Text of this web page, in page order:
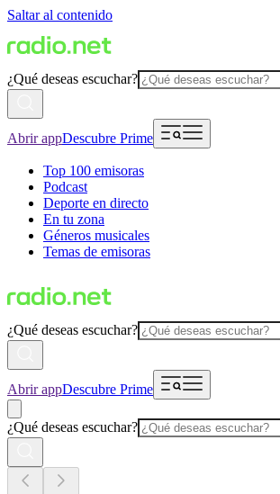
Saltar al contenido
¿Qué deseas escuchar?
Abrir appDescubre Prime
Top 100 emisoras
Podcast
Deporte en directo
En tu zona
Géneros musicales
Temas de emisoras
¿Qué deseas escuchar?
Abrir appDescubre Prime
¿Qué deseas escuchar?